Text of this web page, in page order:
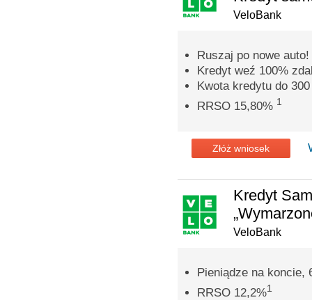
VeloBank
Ruszaj po nowe auto!
Kredyt weź 100%
Kwota kredytu do 300
RRSO 15,80% 1
Złóż wniosek
Kredyt
VeloBank
Pieniądze na koncie,
RRSO 12,2%1